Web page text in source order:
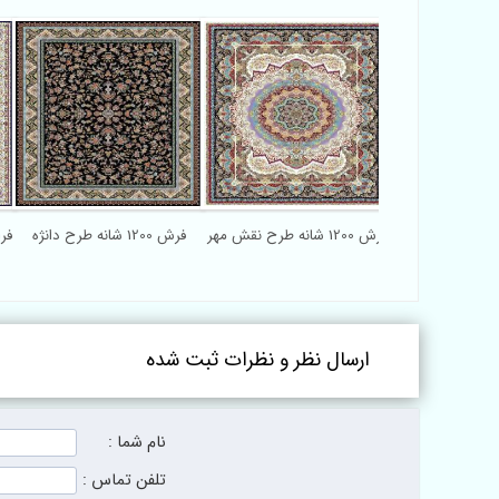
فرش فرش 1200 شانه طرح دانژه فرش 1200 شانه طرح نقش مهر
ارسال نظر و نظرات ثبت شده
نام شما :
تلفن تماس :